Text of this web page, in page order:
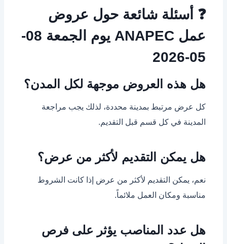
❓ أسئلة شائعة حول عروض
عمل ANAPEC يوم الجمعة 08-
05-2026
هل هذه العروض موجهة لكل المدن؟
كل عرض مرتبط بمدينة محددة، لذلك يجب مراجعة
المدينة في كل قسم قبل التقديم.
هل يمكن التقديم لأكثر من عرض؟
نعم، يمكن التقديم لأكثر من عرض إذا كانت الشروط
مناسبة ومكان العمل ملائماً.
هل عدد المناصب يؤثر على فرص